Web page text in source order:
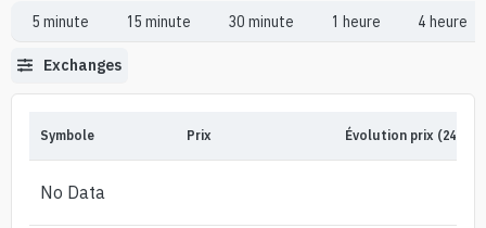
5 minute 15 minute 30 minute 1 heure 4 heure
Exchanges
Symbole Prix Évolution prix (24h)
No Data